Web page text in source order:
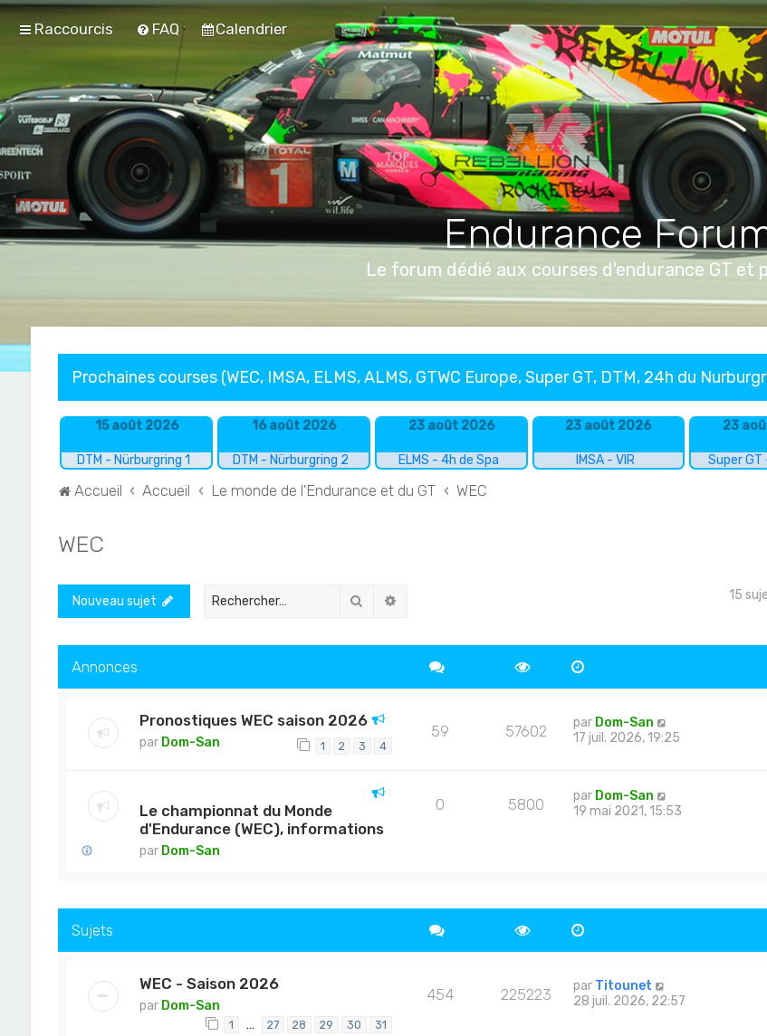
Raccourcis FAQ Calendrier
Endurance
Le forum dédié aux courses d'endurance GT et
Prochaines courses (WEC, IMSA, ELMS, ALMS, GTWC Europe, Super GT, DTM, 24h du
15 août 2026
DTM - Nürburgring 1
16 août 2026
DTM - Nürburgring 2
23 août 2026
ELMS - 4h de Spa
23 août 2026
IMSA - VIR
23
Super GT
Accueil Accueil Le monde de l'Endurance et du GT WEC
WEC
Nouveau sujet Rechercher 15
Annonces
Pronostiques WEC saison 2026
par Dom-San 1 2 3 4
59 57602 par Dom-San
17 juil. 2026, 19:25
Le championnat du Monde
d'Endurance (WEC), informations
par Dom-San
0 5800 par Dom-San
19 mai 2021, 15:53
Sujets
WEC - Saison 2026
par Dom-San
1 … 27 28 29 30 31
454 225223 par Titounet
28 juil. 2026, 22:57